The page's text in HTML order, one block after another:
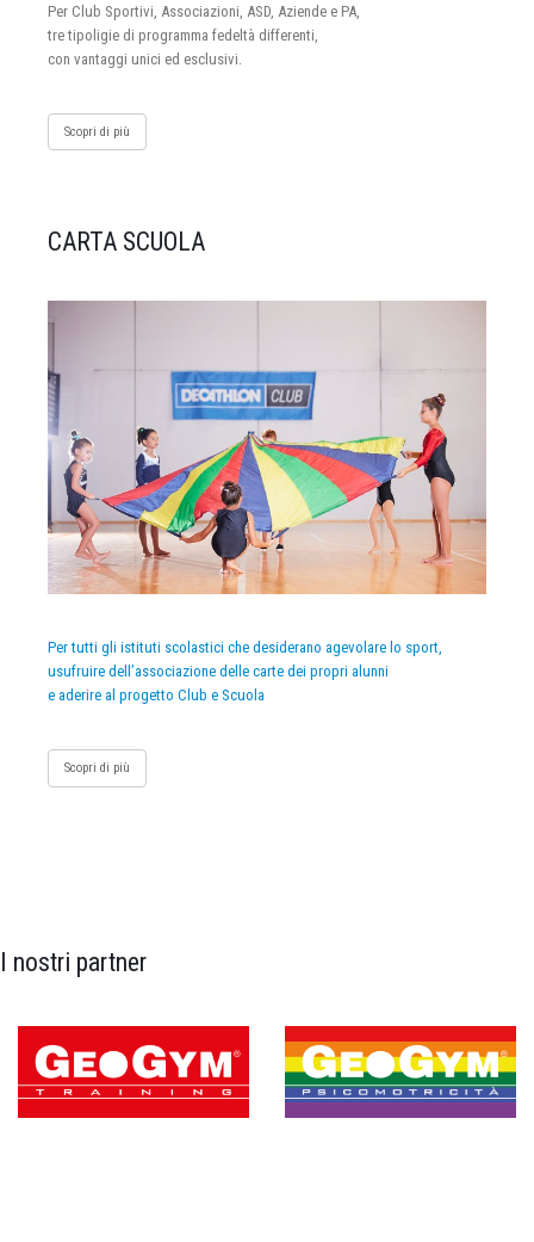
Per Club Sportivi, Associazioni, ASD, Aziende e PA,
tre tipoligie di programma fedeltà differenti,
con vantaggi unici ed esclusivi.
Scopri di più
CARTA SCUOLA
Per tutti gli istituti scolastici che desiderano agevolare lo sport,
usufruire dell’associazione delle carte dei propri alunni
e aderire al progetto Club e Scuola
Scopri di più
I nostri partner